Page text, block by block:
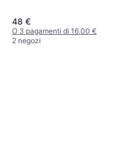
48 €
O 3 pagamenti di 16,00 €
2 negozi